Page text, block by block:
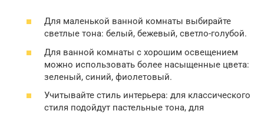
Для маленькой ванной комнаты выбирайте
светлые тона: белый, бежевый, светло-голубой.
Для ванной комнаты с хорошим освещением
можно использовать более насыщенные цвета:
зеленый, синий, фиолетовый.
Учитывайте стиль интерьера: для классического
стиля подойдут пастельные тона, для